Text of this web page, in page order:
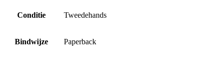
Conditie Tweedehands
Bindwijze Paperback